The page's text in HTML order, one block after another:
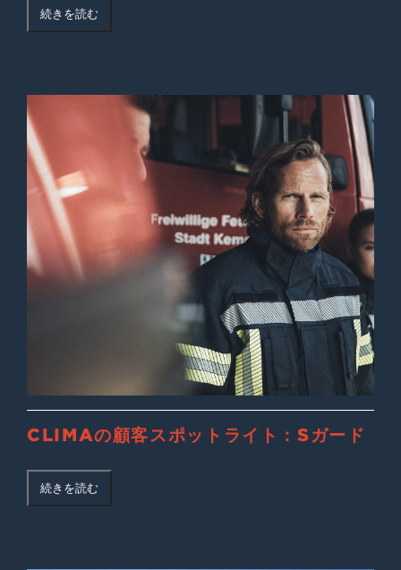
続きを読む
CLIMAの顧客スポットライト：Sガード
続きを読む